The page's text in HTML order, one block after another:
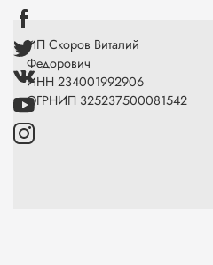
ИП Скоров Виталий
Федорович
ИНН 234001992906
ОГРНИП 325237500081542